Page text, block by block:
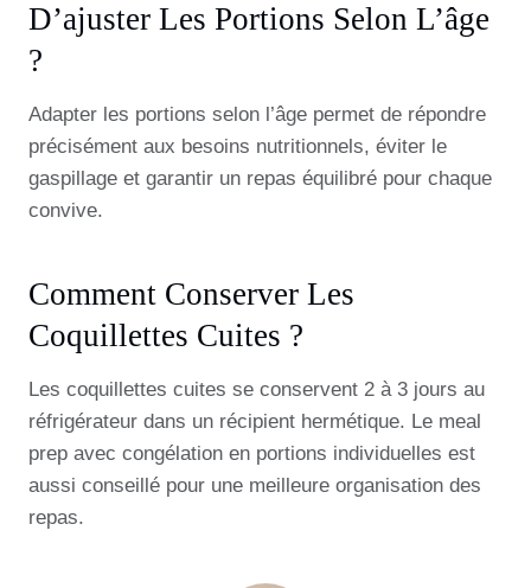
D’ajuster Les Portions Selon L’âge
?
Adapter les portions selon l’âge permet de répondre
précisément aux besoins nutritionnels, éviter le
gaspillage et garantir un repas équilibré pour chaque
convive.
Comment Conserver Les
Coquillettes Cuites ?
Les coquillettes cuites se conservent 2 à 3 jours au
réfrigérateur dans un récipient hermétique. Le meal
prep avec congélation en portions individuelles est
aussi conseillé pour une meilleure organisation des
repas.